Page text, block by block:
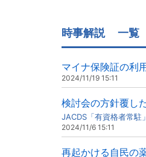
時事解説 一覧
マイナ保険証の利
2024/11/19 15:11
検討会の方針覆し
JACDS「有資格者常駐
2024/11/6 15:11
再起かける自民の